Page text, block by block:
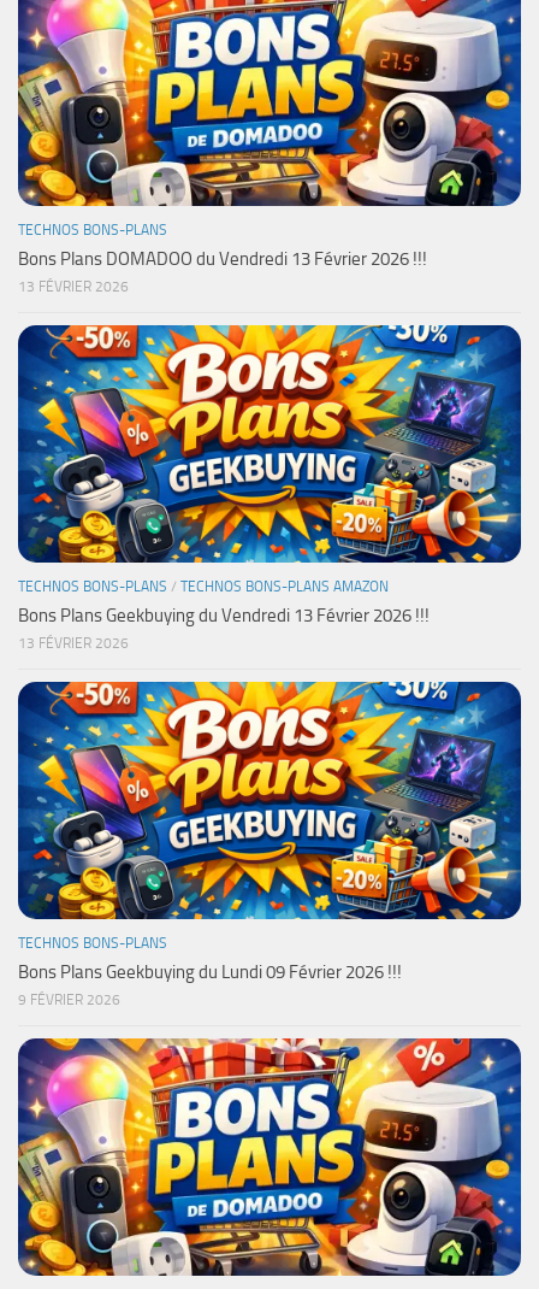
TECHNOS BONS-PLANS
Bons Plans DOMADOO du Vendredi 13 Février 2026 !!!
13 FÉVRIER 2026
TECHNOS BONS-PLANS / TECHNOS BONS-PLANS AMAZON
Bons Plans Geekbuying du Vendredi 13 Février 2026 !!!
13 FÉVRIER 2026
TECHNOS BONS-PLANS
Bons Plans Geekbuying du Lundi 09 Février 2026 !!!
9 FÉVRIER 2026